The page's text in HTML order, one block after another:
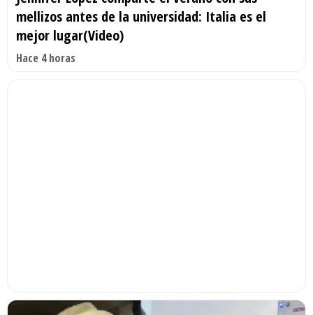
mellizos antes de la universidad: Italia es el
mejor lugar(Video)
Hace 4 horas